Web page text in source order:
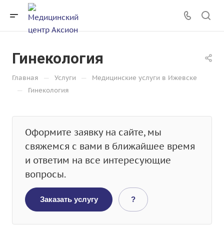
Гинекология
Главная — Услуги — Медицинские услуги в Ижевске
— Гинекология
Оформите заявку на сайте, мы
свяжемся с вами в ближайшее время
и ответим на все интересующие
вопросы.
Заказать услугу ?